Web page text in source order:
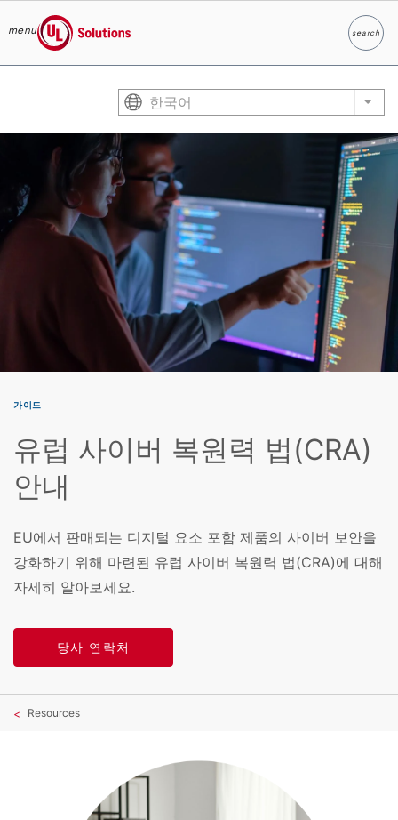
menu
UL Solutions
search
찾다
한국어 List
가이드
유럽 사이버 복원력 법(CRA)
안내
EU에서 판매되는 디지털 요소 포함 제품의 사이버 보안을
강화하기 위해 마련된 유럽 사이버 복원력 법(CRA)에 대해
자세히 알아보세요.
당사 연락처
Resources